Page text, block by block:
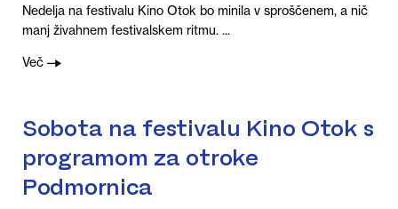
Nedelja na festivalu Kino Otok bo minila v sproščenem, a nič
manj živahnem festivalskem ritmu. ...
Več
Sobota na festivalu Kino Otok s
programom za otroke
Podmornica